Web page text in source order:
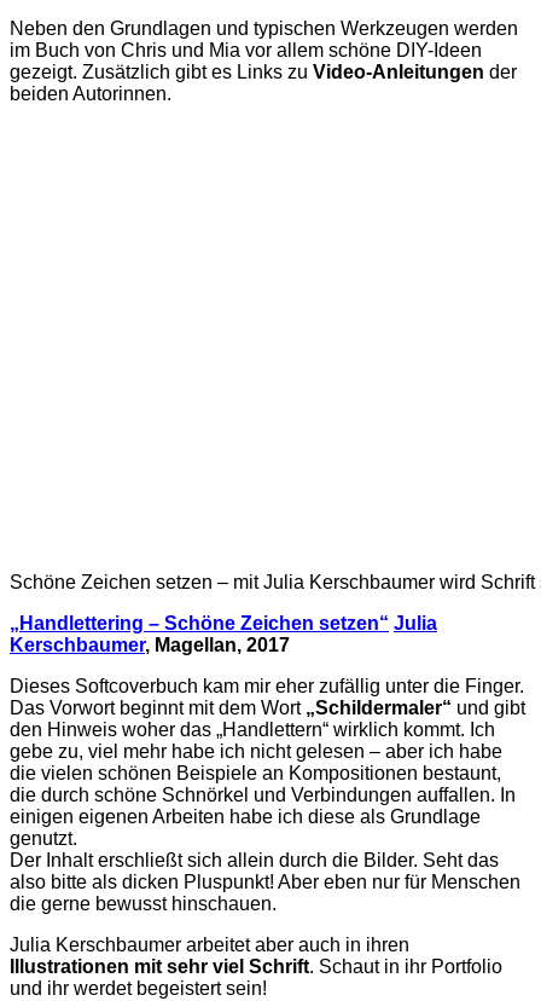
Neben den Grundlagen und typischen Werkzeugen werden
im Buch von Chris und Mia vor allem schöne DIY-Ideen
gezeigt. Zusätzlich gibt es Links zu Video-Anleitungen der
beiden Autorinnen.
Schöne Zeichen setzen – mit Julia Kerschbaumer wird
„Handlettering – Schöne Zeichen setzen“ Julia
Kerschbaumer, Magellan, 2017
Dieses Softcoverbuch kam mir eher zufällig unter die Finger.
Das Vorwort beginnt mit dem Wort„Schildermaler“ und gibt
den Hinweis woher das „Handlettern“ wirklich kommt. Ich
gebe zu, viel mehr habe ich nicht gelesen – aber ich habe
die vielen schönen Beispiele an Kompositionen bestaunt,
die durch schöne Schnörkel und Verbindungen auffallen. In
einigen eigenen Arbeiten habe ich diese als Grundlage
genutzt.
Der Inhalt erschließt sich allein durch die Bilder. Seht das
also bitte als dicken Pluspunkt! Aber eben nur für Menschen
die gerne bewusst hinschauen.
Julia Kerschbaumer arbeitet aber auch in ihren
Illustrationen mit sehr viel Schrift. Schaut in ihr Portfolio
und ihr werdet begeistert sein!